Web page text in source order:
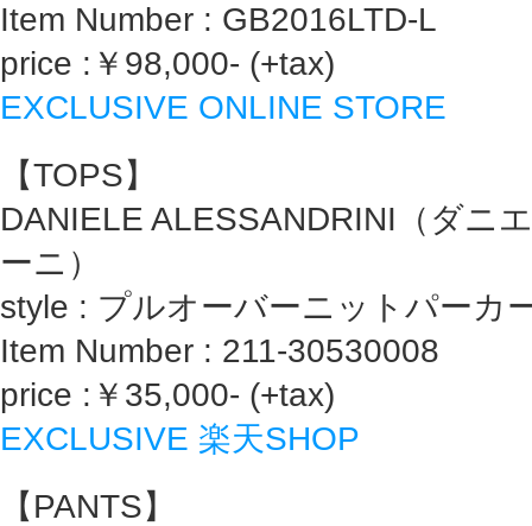
Item Number : GB2016LTD-L
price :￥98,000- (+tax)
EXCLUSIVE ONLINE STORE
【TOPS】
DANIELE ALESSANDRINI（ダニ
ーニ）
style : プルオーバーニットパーカ
Item Number : 211-30530008
price :￥35,000- (+tax)
EXCLUSIVE 楽天SHOP
【PANTS】